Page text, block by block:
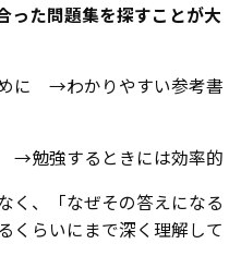
った問題集を探すことが大
めに →わかりやすい参考書
→勉強するときには効率的
く、「なぜその答えになる
くらいにまで深く理解して